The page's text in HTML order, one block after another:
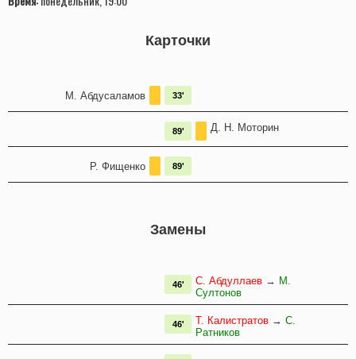
Карточки
М. Абдусаламов 33'
Д. Н. Моторин
89'
Р. Фищенко 89'
Замены
С. Абдуллаев → М.
Султонов
46'
Т. Калистратов → С.
Ратников
46'